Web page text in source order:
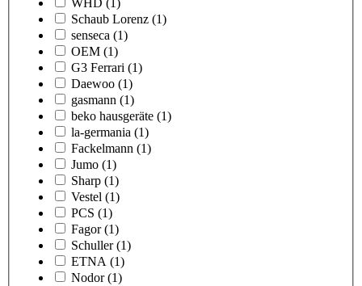
WHD (1)
Schaub Lorenz (1)
senseca (1)
OEM (1)
G3 Ferrari (1)
Daewoo (1)
gasmann (1)
beko hausgeräte (1)
la-germania (1)
Fackelmann (1)
Jumo (1)
Sharp (1)
Vestel (1)
PCS (1)
Fagor (1)
Schuller (1)
ETNA (1)
Nodor (1)